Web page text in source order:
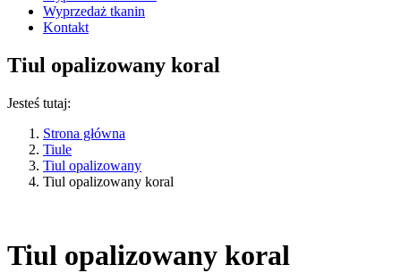
Wyprzedaż tkanin
Kontakt
Tiul opalizowany koral
Jesteś tutaj:
Strona główna
Tiule
Tiul opalizowany
Tiul opalizowany koral
Tiul opalizowany koral